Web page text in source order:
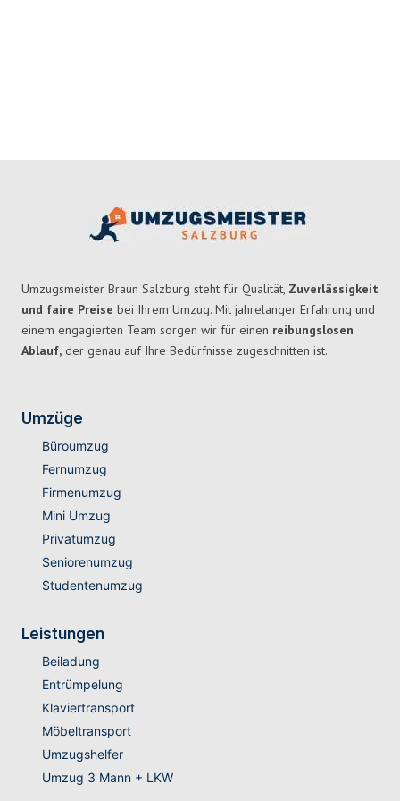
Umzugsmeister Braun Salzburg steht für Qualität, Zuverlässigkeit
und faire Preise bei Ihrem Umzug. Mit jahrelanger Erfahrung und
einem engagierten Team sorgen wir für einen reibungslosen
Ablauf, der genau auf Ihre Bedürfnisse zugeschnitten ist.
Umzüge
Büroumzug
Fernumzug
Firmenumzug
Mini Umzug
Privatumzug
Seniorenumzug
Studentenumzug
Leistungen
Beiladung
Entrümpelung
Klaviertransport
Möbeltransport
Umzugshelfer
Umzug 3 Mann + LKW